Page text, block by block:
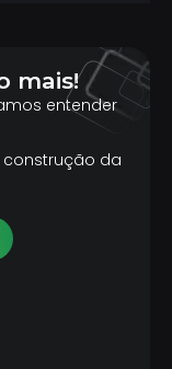
mais!
entender
da